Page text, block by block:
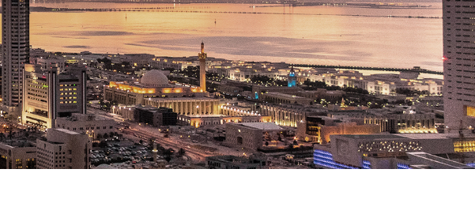
الحوكمة
منتجاتنــا
الإفصاحات
أخبار أعيان
نماذج تهمك